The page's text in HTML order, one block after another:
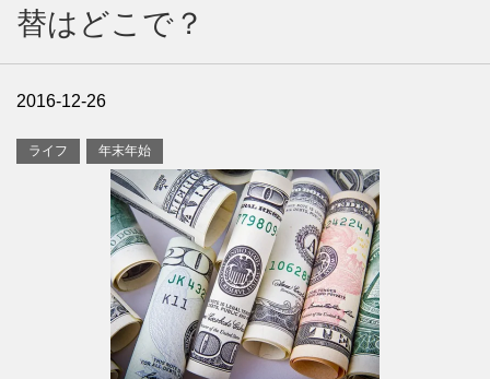
替はどこで？
2016-12-26
ライフ 年末年始